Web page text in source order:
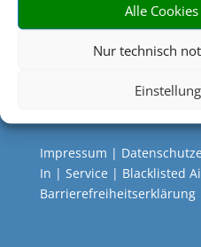
Alle
Nur technisch
Rechtliche
Impressum |
In | Service | Blacklisted
Barrierefreiheitserklärung